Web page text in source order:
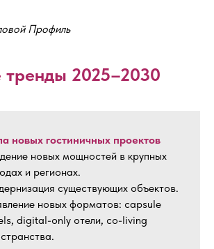
Профиль
2025–2030
новых гостиничных проектов
новых мощностей в крупных
и регионах.
существующих объектов.
новых форматов: capsule
digital-only отели, co-living